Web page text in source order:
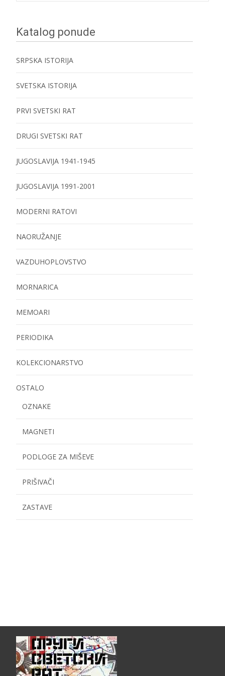
Katalog ponude
SRPSKA ISTORIJA
SVETSKA ISTORIJA
PRVI SVETSKI RAT
DRUGI SVETSKI RAT
JUGOSLAVIJA 1941-1945
JUGOSLAVIJA 1991-2001
MODERNI RATOVI
NAORUŽANJE
VAZDUHOPLOVSTVO
MORNARICA
MEMOARI
PERIODIKA
KOLEKCIONARSTVO
OSTALO
OZNAKE
MAGNETI
PODLOGE ZA MIŠEVE
PRIŠIVAČI
ZASTAVE